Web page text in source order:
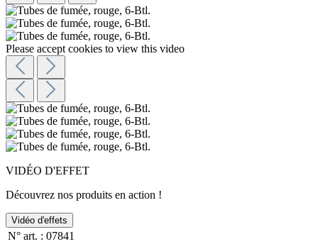
Please accept cookies to view this video
VIDÉO D'EFFET
Découvrez nos produits en action !
Vidéo d'effets
N° art. : 07841